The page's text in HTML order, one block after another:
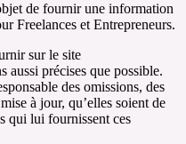
de fournir une information
Freelances et Entrepreneurs.
sur le site
aussi précises que possible.
des omissions, des
à jour, qu’elles soient de
qui lui fournissent ces